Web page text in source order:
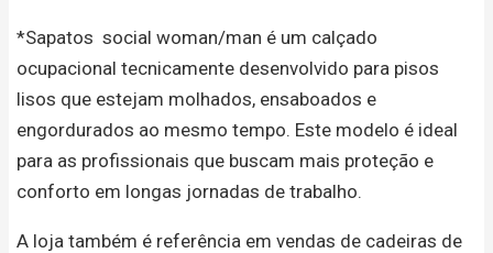
*Sapatos social woman/man é um calçado
ocupacional tecnicamente desenvolvido para pisos
lisos que estejam molhados, ensaboados e
engordurados ao mesmo tempo. Este modelo é ideal
para as profissionais que buscam mais proteção e
conforto em longas jornadas de trabalho.
A loja também é referência em vendas de cadeiras de